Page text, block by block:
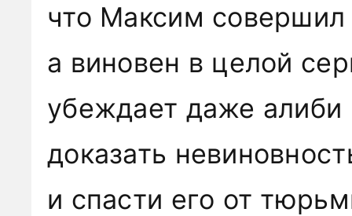
что Максим совершил
а виновен в целой
убеждает даже
доказать
и спасти его от